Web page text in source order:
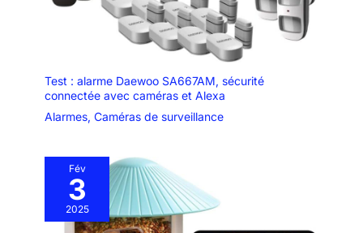
Test : alarme Daewoo SA667AM, sécurité
connectée avec caméras et Alexa
Alarmes, Caméras de surveillance
Fév
3
2025